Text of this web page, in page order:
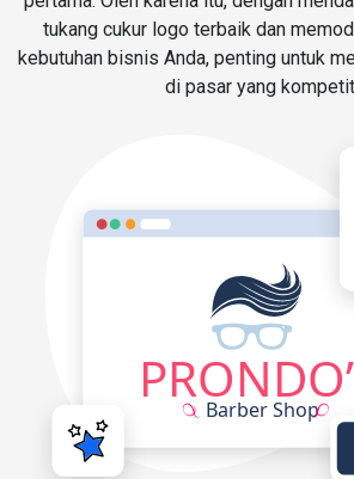
tukang cukur logo terbaik dan
kebutuhan bisnis Anda, penting untuk
di pasar yang